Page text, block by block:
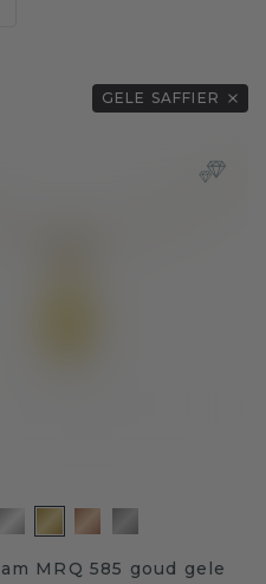
GELE SAFFIER
MRQ 585 goud gele